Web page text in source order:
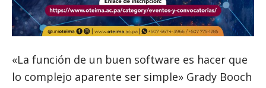
«La función de un buen software es hacer que
lo complejo aparente ser simple» Grady Booch